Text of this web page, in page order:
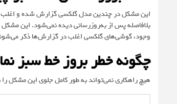
این مشکل در چندین مدل گلکسی گزارش شده و اغلب
وجود، گوشی‌های گلکسی اغلب در گزارش‌ها ذکر
چگونه خطر بروز خط سبز
هیچ راهکاری نمی‌تواند به طور کامل جلوی این مشکل